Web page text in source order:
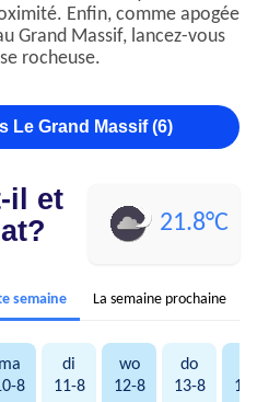
Enfin, comme apogée
Grand Massif, lancez-vous
rocheuse.
Le Grand Massif (6)
il et
21.8°C
semaine La semaine prochaine
ma
8
di
11-8
wo
12-8
do
13-8